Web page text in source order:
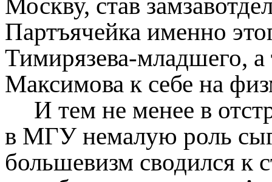
Москву, став
Партъячейка именно
Тимирязева-младшего,
Максимова к себе на
И тем не менее в
в МГУ немалую роль
большевизм сводился к